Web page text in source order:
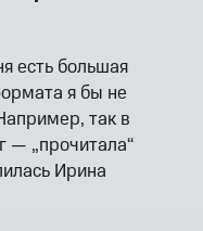
есть большая
я бы не
так в
— „прочитала“
Ирина